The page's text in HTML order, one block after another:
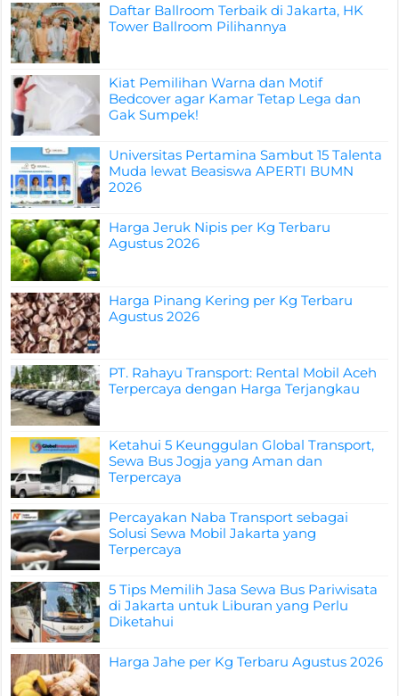
Daftar Ballroom Terbaik di Jakarta, HK
Tower Ballroom Pilihannya
Kiat Pemilihan Warna dan Motif
Bedcover agar Kamar Tetap Lega dan
Gak Sumpek!
Universitas Pertamina Sambut 15 Talenta
Muda lewat Beasiswa APERTI BUMN
2026
Harga Jeruk Nipis per Kg Terbaru
Agustus 2026
Harga Pinang Kering per Kg Terbaru
Agustus 2026
PT. Rahayu Transport: Rental Mobil Aceh
Terpercaya dengan Harga Terjangkau
Ketahui 5 Keunggulan Global Transport,
Sewa Bus Jogja yang Aman dan
Terpercaya
Percayakan Naba Transport sebagai
Solusi Sewa Mobil Jakarta yang
Terpercaya
5 Tips Memilih Jasa Sewa Bus Pariwisata
di Jakarta untuk Liburan yang Perlu
Diketahui
Harga Jahe per Kg Terbaru Agustus 2026